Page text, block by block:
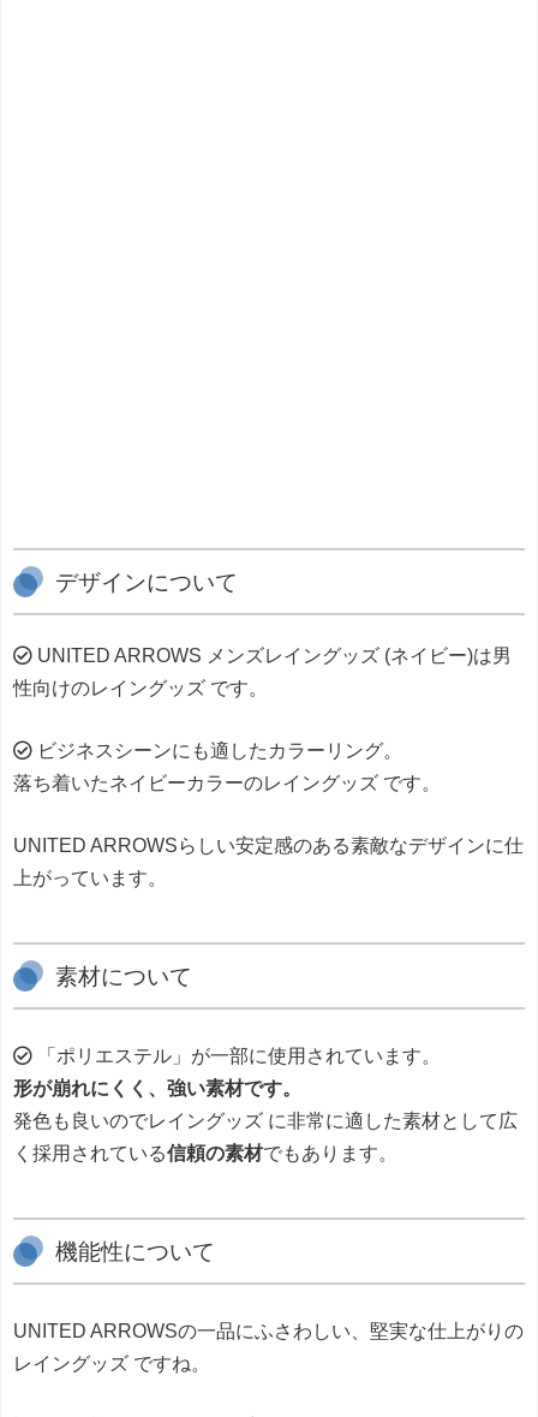
デザインについて
UNITED ARROWS メンズレイングッズ (ネイビー)は男
性向けのレイングッズ です。
ビジネスシーンにも適したカラーリング。
落ち着いたネイビーカラーのレイングッズ です。
UNITED ARROWSらしい安定感のある素敵なデザインに仕
上がっています。
素材について
「ポリエステル」が一部に使用されています。
形が崩れにくく、強い素材です。
発色も良いのでレイングッズ に非常に適した素材として広
く採用されている信頼の素材でもあります。
機能性について
UNITED ARROWSの一品にふさわしい、堅実な仕上がりの
レイングッズ ですね。